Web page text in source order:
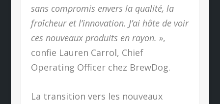
sans compromis envers la qualité, la
fraîcheur et l’innovation. J’ai hâte de voir
ces nouveaux produits en rayon. »,
confie Lauren Carrol, Chief
Operating Officer chez BrewDog.
La transition vers les nouveaux